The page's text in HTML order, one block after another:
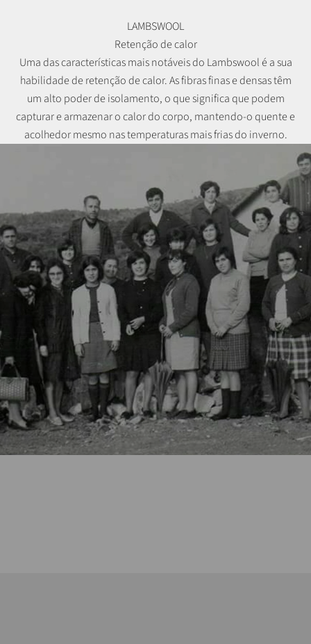
LAMBSWOOL
Retenção de calor
Uma das características mais notáveis do Lambswool é a sua
habilidade de retenção de calor. As fibras finas e densas têm
um alto poder de isolamento, o que significa que podem
capturar e armazenar o calor do corpo, mantendo-o quente e
acolhedor mesmo nas temperaturas mais frias do inverno.